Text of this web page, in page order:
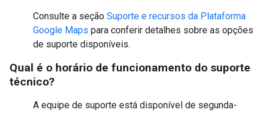
Consulte a seção Suporte e recursos da Plataforma
Google Maps para conferir detalhes sobre as opções
de suporte disponíveis.
Qual é o horário de funcionamento do suporte
técnico?
A equipe de suporte está disponível de segunda-